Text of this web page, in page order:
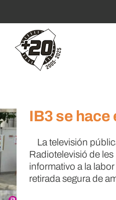
IB3 se hace
La televisión
Radiotelevisió de
informativo a la
retirada segura de